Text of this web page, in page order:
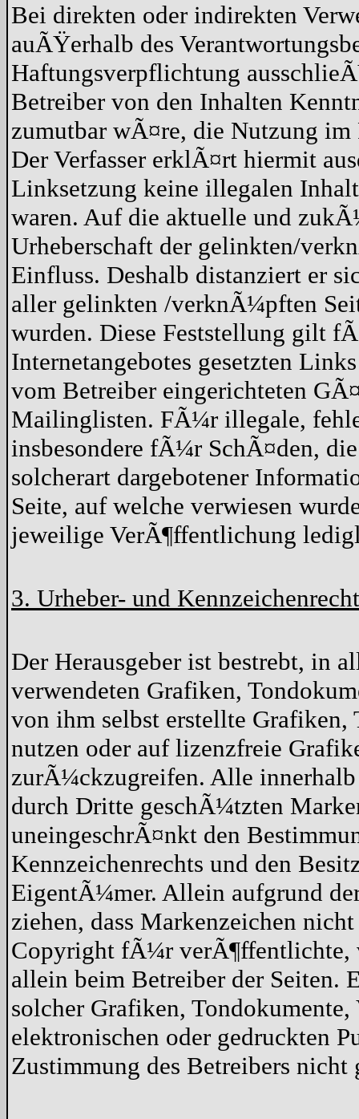
Bei direkten oder indirekten
auÃŸerhalb des
Haftungsverpflichtung
Betreiber von den Inhalten
zumutbar wÃ¤re, die Nutzung
Der Verfasser erklÃ¤rt hiermit
Linksetzung keine illegalen
waren. Auf die aktuelle und
Urheberschaft der gelinkten/
Einfluss. Deshalb distanziert er
aller gelinkten /verknÃ¼pften
wurden. Diese Feststellung gilt
Internetangebotes gesetzten
vom Betreiber eingerichteten
Mailinglisten. FÃ¼r illegale,
insbesondere fÃ¼r SchÃ¤den,
solcherart dargebotener
Seite, auf welche verwiesen
jeweilige VerÃ¶ffentlichung
3. Urheber- und Kennzeichenrecht
Der Herausgeber ist bestrebt, in
verwendeten Grafiken,
von ihm selbst erstellte Grafiken,
nutzen oder auf lizenzfreie
zurÃ¼ckzugreifen. Alle innerhalb
durch Dritte geschÃ¼tzten
uneingeschrÃ¤nkt den
Kennzeichenrechts und den
EigentÃ¼mer. Allein aufgrund
ziehen, dass Markenzeichen
Copyright fÃ¼r verÃ¶ffentlichte,
allein beim Betreiber der Seiten.
solcher Grafiken,
elektronischen oder gedruckten
Zustimmung des Betreibers nicht